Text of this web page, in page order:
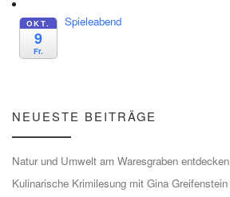
OKT.
9
Fr.
Spieleabend
NEUESTE BEITRÄGE
Natur und Umwelt am Waresgraben entdecken
Kulinarische Krimilesung mit Gina Greifenstein